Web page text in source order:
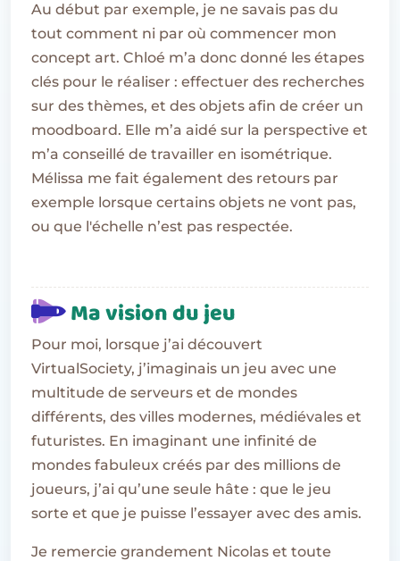
Au début par exemple, je ne savais pas du
tout comment ni par où commencer mon
concept art. Chloé m’a donc donné les étapes
clés pour le réaliser : effectuer des recherches
sur des thèmes, et des objets afin de créer un
moodboard. Elle m’a aidé sur la perspective et
m’a conseillé de travailler en isométrique.
Mélissa me fait également des retours par
exemple lorsque certains objets ne vont pas,
ou que l'échelle n’est pas respectée.
Ma vision du jeu
Pour moi, lorsque j’ai découvert
VirtualSociety, j’imaginais un jeu avec une
multitude de serveurs et de mondes
différents, des villes modernes, médiévales et
futuristes. En imaginant une infinité de
mondes fabuleux créés par des millions de
joueurs, j’ai qu’une seule hâte : que le jeu
sorte et que je puisse l’essayer avec des amis.
Je remercie grandement Nicolas et toute